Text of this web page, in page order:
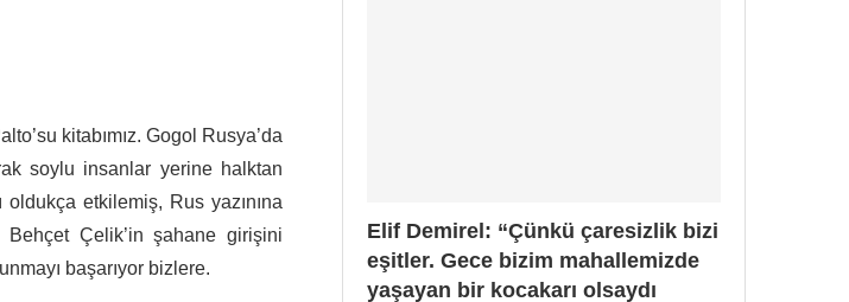
kitabımız. Gogol Rusya’da
soylu insanlar yerine halktan
etkilemiş, Rus yazınına
Çelik’in şahane girişini
başarıyor bizlere.
Elif Demirel: “Çünkü çaresizlik bizi
eşitler. Gece bizim mahallemizde
yaşayan bir kocakarı olsaydı